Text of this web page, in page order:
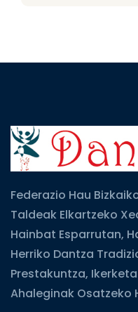
Federazio Hau
Taldeak Elkartzeko
Hainbat Esparrutan,
Herriko Dantza
Prestakuntza,
Ahaleginak Osatzeko